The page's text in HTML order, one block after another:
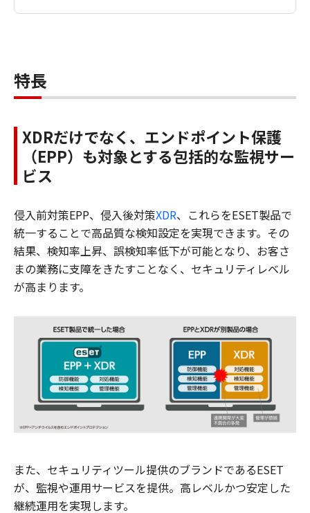
特長
XDRだけでなく、エンドポイント保護
（EPP）も対象とする包括的な監視サー
ビス
侵入前対策EPP、侵入後対策XDR、これらをESET製品で
統一することで高品質な検知設定を実現できます。その
結果、検知率上昇、誤検知率低下が可能となり、お客さ
まの業務に支障をきたすことなく、セキュリティレベル
が高まります。
また、セキュリティツール提供のブランドであるESET
が、監視や運用サービスを提供。高レベルかつ安定した
継続運用を実現します。